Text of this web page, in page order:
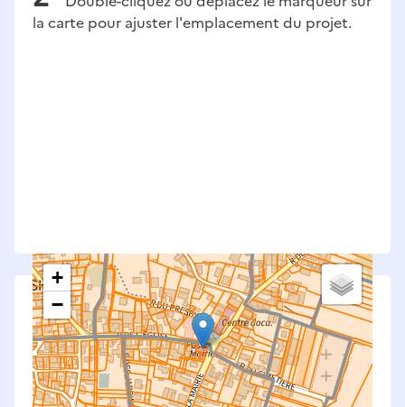
la carte pour ajuster l'emplacement du projet.
+
−Saisissez les surfaces aménagées par le projet
Surfaces à prendre en compte : bâti, voirie,
espaces verts, remblais et bassins — impacts
définitifs et temporaires (travaux).